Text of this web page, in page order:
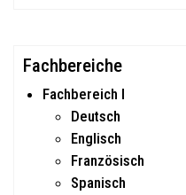
Fachbereiche
Fachbereich I
Deutsch
Englisch
Französisch
Spanisch